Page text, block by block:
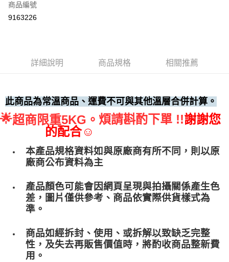
Apple Pay
每筆NT$60，滿NT$699(含以上)免運費
每筆NT$60，滿NT$699(含以上)免運費
(請點開選項勾選)
每筆NT$250
商品編號
9163226
詳細說明 商品規格 相關推薦
此商品為常溫商品、運費不可與其他溫層合併計算。
🌟超商限重5KG。 煩請斟酌下單 !!謝謝您
的配合☺
本產品規格資料如與原廠商有所不同，則以原
廠商公布資料為主
產品顏色可能會因網頁呈現與拍攝關係產生色
差，圖片僅供參考、商品依實際供貨樣式為
準。
商品如經拆封、使用、或拆解以致缺乏完整
性，及失去再販售價值時，將酌收商品整﻿新費
用。